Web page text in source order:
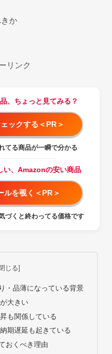
か
リンク
、ちょっと見てみる？
ックする＜PR＞
てる商品が一瞬で分かる
い、Amazonの安い商品
を覗く＜PR＞
づくと終わってる価格です
・品薄になっている背景
大きい
も関係している
期遅延も起きている
おくべき理由